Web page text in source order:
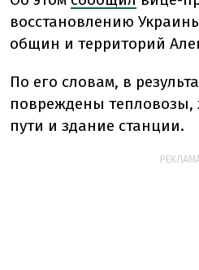
восстановлению
общин и территорий
По его словам, в
повреждены
пути и здание станции.